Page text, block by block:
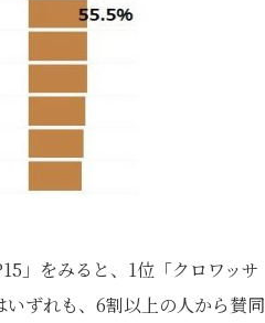
」をみると、1位「クロワッサ
ずれも、6割以上の人から賛同